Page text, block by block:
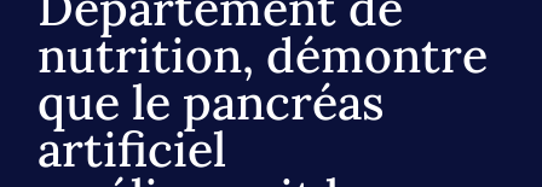
nutrition, démontre
que le pancréas
artificiel